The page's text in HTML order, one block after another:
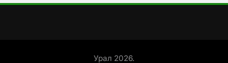
Урал 2026.